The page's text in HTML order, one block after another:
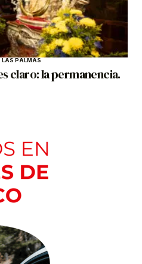
LAS PALMAS
claro: la permanencia.